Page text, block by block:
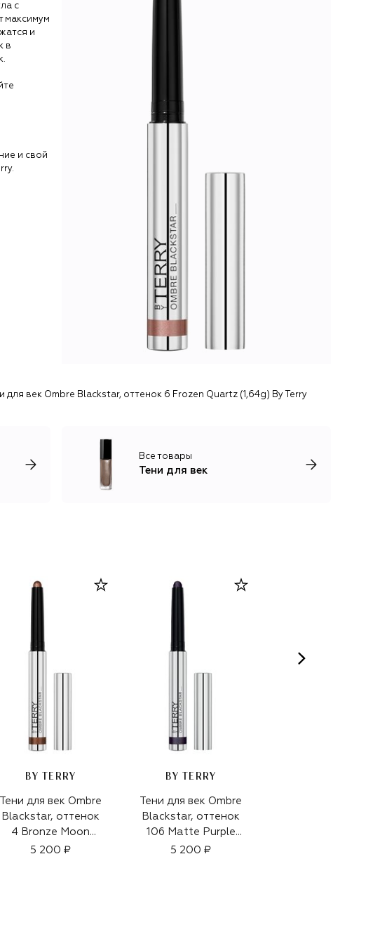
с
максимум
и
в
и свой
для век Ombre Blackstar, оттенок 6 Frozen Quartz (1,64g) By Terry
Все товары
Тени для век
BY TERRY
Тени для век Ombre
Blackstar, оттенок
4 Bronze Moon
(1,64g)
5 200 ₽
BY TERRY
Тени для век Ombre
Blackstar, оттенок
106 Matte Purple
(1,64g)
5 200 ₽